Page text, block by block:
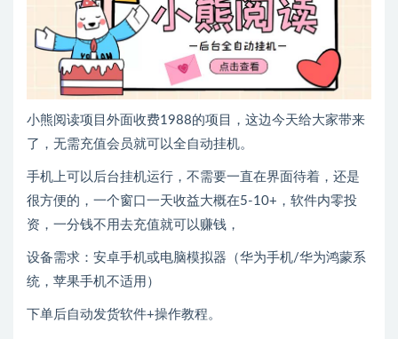
小熊阅读项目外面收费1988的项目，这边今天给大家带来
了，无需充值会员就可以全自动挂机。
手机上可以后台挂机运行，不需要一直在界面待着，还是
很方便的，一个窗口一天收益大概在5-10+，软件内零投
资，一分钱不用去充值就可以赚钱，
设备需求：安卓手机或电脑模拟器（华为手机/华为鸿蒙系
统，苹果手机不适用）
下单后自动发货软件+操作教程。